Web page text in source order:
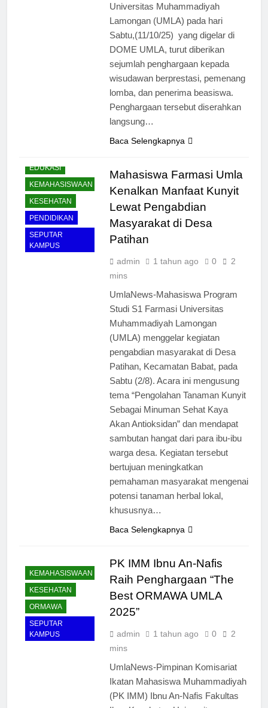
Universitas Muhammadiyah
Lamongan (UMLA) pada hari
Sabtu,(11/10/25) yang digelar di
DOME UMLA, turut diberikan
sejumlah penghargaan kepada
wisudawan berprestasi, pemenang
lomba, dan penerima beasiswa.
Penghargaan tersebut diserahkan
langsung…
Baca Selengkapnya
EDUKASI
KEMAHASISWAAN
KESEHATAN
PENDIDIKAN
SEPUTAR
KAMPUS
Mahasiswa Farmasi Umla
Kenalkan Manfaat Kunyit
Lewat Pengabdian
Masyarakat di Desa
Patihan
admin 1 tahun ago 0
2
mins
UmlaNews-Mahasiswa Program
Studi S1 Farmasi Universitas
Muhammadiyah Lamongan
(UMLA) menggelar kegiatan
pengabdian masyarakat di Desa
Patihan, Kecamatan Babat, pada
Sabtu (2/8). Acara ini mengusung
tema “Pengolahan Tanaman Kunyit
Sebagai Minuman Sehat Kaya
Akan Antioksidan” dan mendapat
sambutan hangat dari para ibu-ibu
warga desa. Kegiatan tersebut
bertujuan meningkatkan
pemahaman masyarakat mengenai
potensi tanaman herbal lokal,
khususnya…
Baca Selengkapnya
KEMAHASISWAAN
KESEHATAN
ORMAWA
SEPUTAR
KAMPUS
PK IMM Ibnu An-Nafis
Raih Penghargaan “The
Best ORMAWA UMLA
2025”
admin 1 tahun ago 0
2
mins
UmlaNews-Pimpinan Komisariat
Ikatan Mahasiswa Muhammadiyah
(PK IMM) Ibnu An-Nafis Fakultas